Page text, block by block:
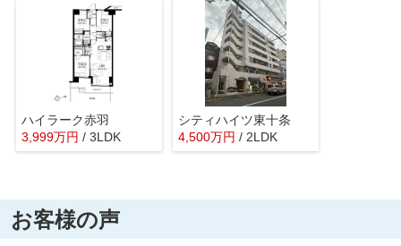
ハイラーク赤羽
3,999万円 / 3LDK
シティハイツ東十条
4,500万円 / 2LDK
お客様の声